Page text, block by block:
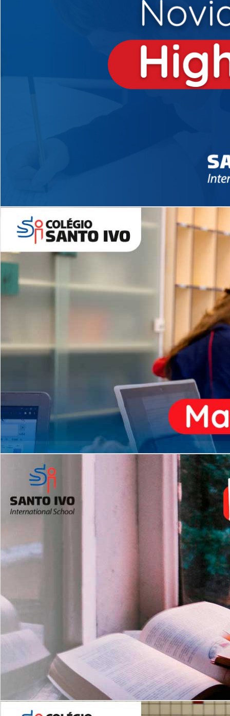
Novidades 2026 High School
Matrículas Abertas 2026
Leituras Literárias
EDUCAÇÃO INFANTIL
Inglês todos os dias
MÉDIO
igh School
Dupla Diplomação
2º AO 5º ANO FUNDAMENTAL
es
Com imersão Bilingue - Anos
Finais
6º AO 9º ANO FUNDAMENTAL
Inglês: Turmas Reduzidas
(Proficiência)